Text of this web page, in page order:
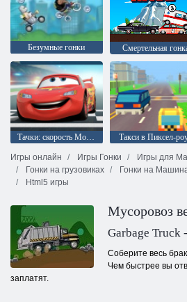
Безумные гонки Смертельная
Тачки: скорость Молнии Такси в Пиксел-
Игры онлайн
Игры Гонки
Игры для
Гонки на грузовиках
Гонки на
Html5 игры
Мусоровоз
Garbage Truck
Соберите весь
Чем быстрее вы
заплатят.